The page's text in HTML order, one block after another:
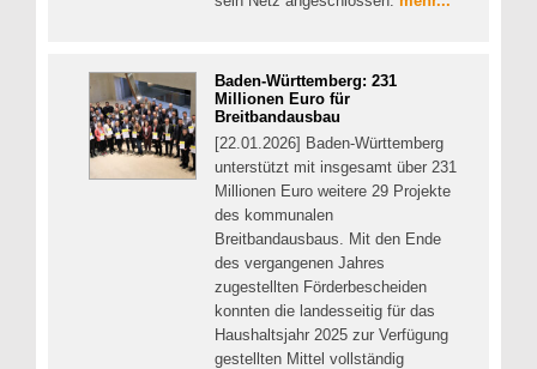
Baden-Württemberg: 231
Millionen Euro für
Breitbandausbau
[22.01.2026] Baden-Württemberg
unterstützt mit insgesamt über 231
Millionen Euro weitere 29 Projekte
des kommunalen
Breitbandausbaus. Mit den Ende
des vergangenen Jahres
zugestellten Förderbescheiden
konnten die landesseitig für das
Haushaltsjahr 2025 zur Verfügung
gestellten Mittel vollständig